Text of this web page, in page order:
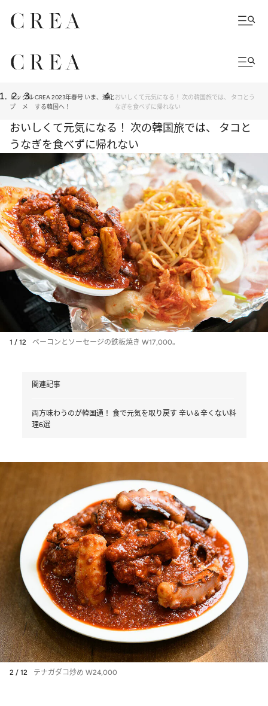
トッ
プ
グル
メ
CREA 2023年春号 いま、進化
する韓国へ！
おいしくて元気になる！ 次の韓国旅では、 タコとう
なぎを食べずに帰れない
おいしくて元気になる！ 次の韓国旅では、 タコと
うなぎを食べずに帰れない
1 / 12 ベーコンとソーセージの鉄板焼き W17,000。
関連記事
両方味わうのが韓国通！ 食で元気を取り戻す 辛い＆辛くない料
理6選
2 / 12 テナガダコ炒め W24,000